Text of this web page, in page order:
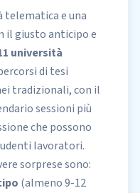
telematica e una
il giusto anticipo e
università
di tesi
tradizionali, con il
sessioni più
che possono
lavoratori.
sorprese sono:
(almeno 9-12